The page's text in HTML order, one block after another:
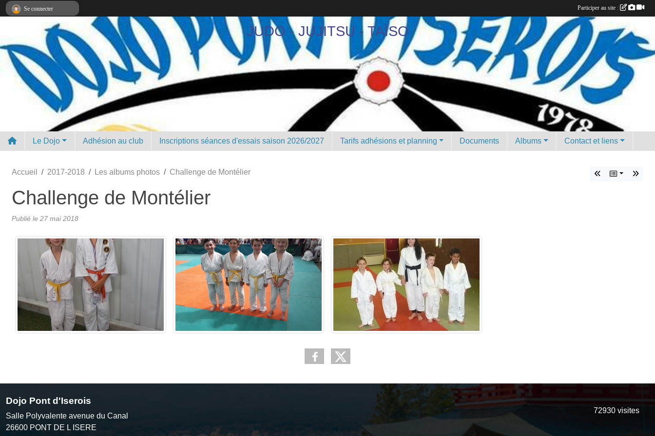
JUDO - JUJITSU - TAÏSO
Le Dojo Adhésion au club Inscriptions séances d'essais saison 2026/2027 Tarifs adhésions et planning Documents Albums Contact et liens
Accueil 2017-2018 Les albums photos Challenge de Montélier
Challenge de Montélier
Publié le 27 mai 2018
Dojo Pont d'Iserois
Salle Polyvalente avenue du Canal
26600 PONT DE L ISERE
72930 visites
Se connecter Participer au site :
Panneau de gestion des cookies